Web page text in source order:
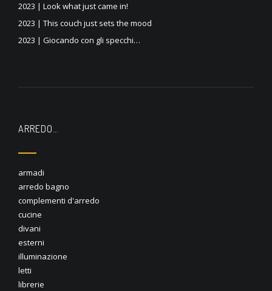
2023 | Look what just came in!
2023 | This couch just sets the mood
2023 | Giocando con gli specchi…
ARREDO…
armadi
arredo bagno
complementi d'arredo
cucine
divani
esterni
illuminazione
letti
librerie